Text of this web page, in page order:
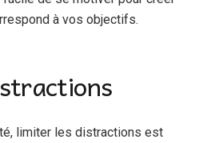
à vos objectifs.
limiter les distractions est